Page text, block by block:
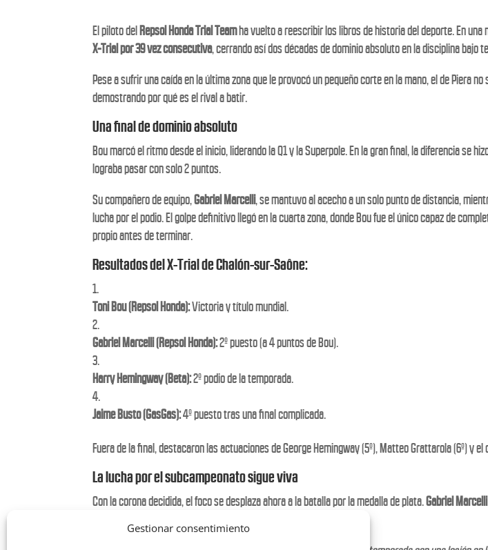
Gestionar consentimiento
El piloto delRepsol Honda Trial Teamha vuelto a reescribir los libros de historia del deporte. En una
X-Trial por 39 vez consecutiva, cerrando así dos décadas de dominio absoluto en la disciplina bajo
Pese a sufrir una caída en la última zona que le provocó un pequeño corte en la mano, el de Piera
demostrando por qué es el rival a batir.
Una final de dominio absoluto
Bou marcó el ritmo desde el inicio, liderando la Q1 y la Superpole. En la gran final, la diferencia se
lograba pasar con solo 2 puntos.
Su compañero de equipo,Gabriel Marcelli, se mantuvo al acecho a un solo punto de distancia,
lucha por el podio. El golpe definitivo llegó en la cuarta zona, donde Bou fue el único capaz de
propio antes de terminar.
Resultados del X-Trial de Chalón-sur-Saône:
Toni Bou (Repsol Honda):Victoria y título mundial.
Gabriel Marcelli (Repsol Honda):2º puesto (a 4 puntos de Bou).
Harry Hemingway (Beta):2º podio de la temporada.
Jaime Busto (GasGas):4º puesto tras una final complicada.
Fuera de la final, destacaron las actuaciones de George Hemingway (5º), Matteo Grattarola (6º) y
La lucha por el subcampeonato sigue viva
Con la corona decidida, el foco se desplaza ahora a la batalla por la medalla de plata.Gabriel